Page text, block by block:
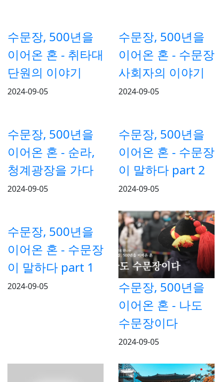
수문장, 500년을
이어온 혼 - 취타대
단원의 이야기
2024-09-05
수문장, 500년을
이어온 혼 - 수문장
사회자의 이야기
2024-09-05
수문장, 500년을
이어온 혼 - 순라,
청계광장을 가다
2024-09-05
수문장, 500년을
이어온 혼 - 수문장
이 말하다 part 2
2024-09-05
수문장, 500년을
이어온 혼 - 수문장
이 말하다 part 1
2024-09-05
수문장, 500년을
이어온 혼 - 나도
수문장이다
2024-09-05